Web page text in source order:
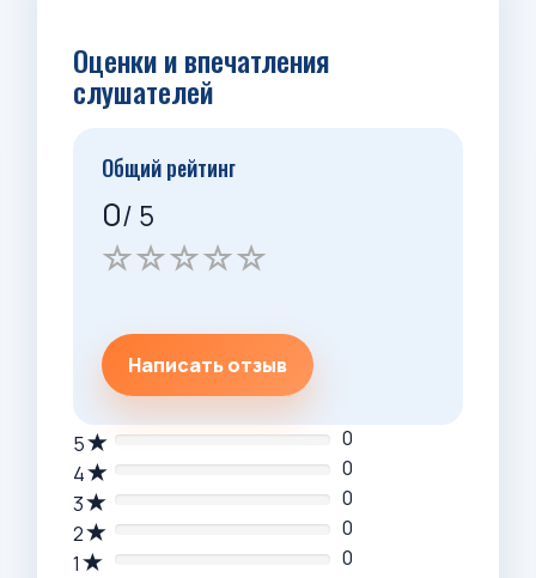
Оценки и впечатления
слушателей
Общий рейтинг
0/ 5
Написать отзыв
5
0
4
0
3
0
2
0
1
0